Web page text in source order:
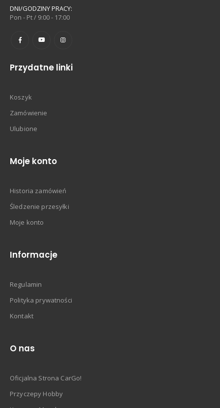
DNI/GODZINY PRACY:
Pon - Pt / 9:00 - 17:00
Przydatne linki
Koszyk
Zamówienie
Ulubione
Moje konto
Historia zamówień
Śledzenie przesyłki
Moje konto
Informacje
Regulamin
Polityka prywatności
Kontakt
O nas
Oficjalna Strona CarGo!
Przyczepy Hobby